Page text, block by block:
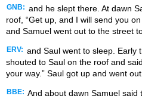
GNB: and he slept there. At dawn
roof, “Get up, and I will send you
and Samuel went out to the street
ERV: and Saul went to sleep. Early
shouted to Saul on the roof and
your way.” Saul got up and went
BBE: And about dawn Samuel